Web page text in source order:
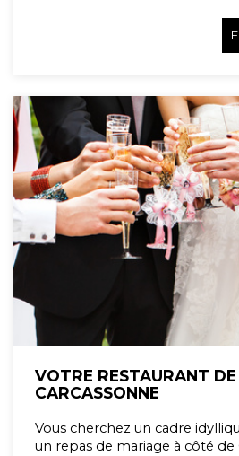
VOTRE RESTAURANT
CARCASSONNE
Vous cherchez un cadre
un repas de mariage à côté de